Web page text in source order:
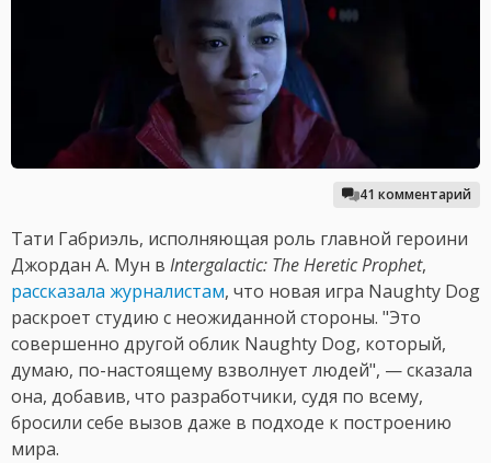
41 комментарий
Тати Габриэль, исполняющая роль главной героини
Джордан А. Мун в Intergalactic: The Heretic Prophet,
рассказала журналистам, что новая игра Naughty Dog
раскроет студию с неожиданной стороны. "Это
совершенно другой облик Naughty Dog, который,
думаю, по-настоящему взволнует людей", — сказала
она, добавив, что разработчики, судя по всему,
бросили себе вызов даже в подходе к построению
мира.